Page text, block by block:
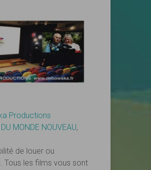
Productions
MONDE NOUVEAU,
de louer ou
Tous les films vous sont